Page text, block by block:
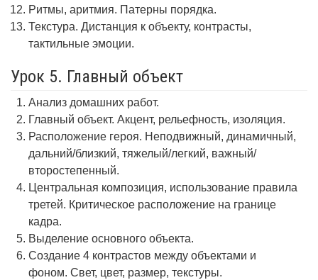
Ритмы, аритмия. Патерны порядка.
Текстура. Дистанция к объекту, контрасты,
тактильные эмоции.
Урок 5. Главный объект
Анализ домашних работ.
Главный объект. Акцент, рельефность, изоляция.
Расположение героя. Неподвижный, динамичный,
дальний/близкий, тяжелый/легкий, важный/
второстепенный.
Центральная композиция, использование правила
третей. Критическое расположение на границе
кадра.
Выделение основного объекта.
Создание 4 контрастов между объектами и
фоном. Свет, цвет, размер, текстуры.